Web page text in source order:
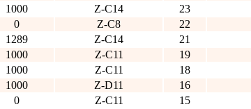
1000 Z-C14 23
0 Z-C8 22
1289 Z-C14 21
1000 Z-C11 19
1000 Z-C11 18
1000 Z-D11 16
0 Z-C11 15